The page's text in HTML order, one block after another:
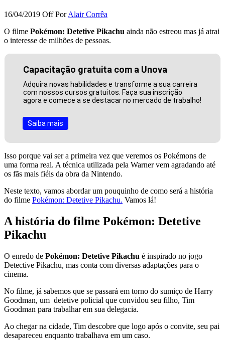
16/04/2019 OffPor Alair Corrêa
O filme Pokémon: Detetive Pikachu ainda não estreou mas já atrai
o interesse de milhões de pessoas.
Capacitação gratuita com a Unova
Adquira novas habilidades e transforme a sua carreira
com nossos cursos gratuitos. Faça sua inscrição
agora e comece a se destacar no mercado de trabalho!
Saiba mais
Isso porque vai ser a primeira vez que veremos os Pokémons de
uma forma real. A técnica utilizada pela Warner vem agradando até
os fãs mais fiéis da obra da Nintendo.
Neste texto, vamos abordar um pouquinho de como será a história
do filme Pokémon: Detetive Pikachu. Vamos lá!
A história do filme Pokémon: Detetive
Pikachu
O enredo de Pokémon: Detetive Pikachu é inspirado no jogo
Detective Pikachu, mas conta com diversas adaptações para o
cinema.
No filme, já sabemos que se passará em torno do sumiço de Harry
Goodman, um detetive policial que convidou seu filho, Tim
Goodman para trabalhar em sua delegacia.
Ao chegar na cidade, Tim descobre que logo após o convite, seu pai
desapareceu enquanto trabalhava em um caso.